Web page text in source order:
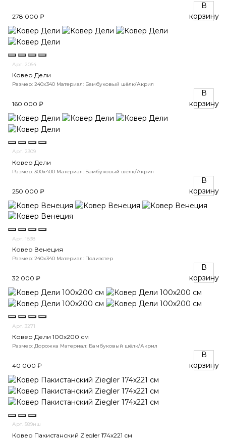
278 000 ₽
В
корзину
Арт. 2064
Ковер Дели
Размер: 240x340 Материал: Бамбуковый шёлк/Акрил
160 000 ₽
В
корзину
Арт. 2309
Ковер Дели
Размер: 300x400 Материал: Бамбуковый шёлк/Акрил
250 000 ₽
В
корзину
Арт. 1838
Ковер Венеция
Размер: 240x340 Материал: Полиэстер
32 000 ₽
В
корзину
Арт. 3271
Ковер Дели 100х200 см
Размер: Дорожка Материал: Бамбуковый шёлк/Акрил
40 000 ₽
В
корзину
Арт. 589нш
Ковер Пакистанский Ziegler 174x221 см